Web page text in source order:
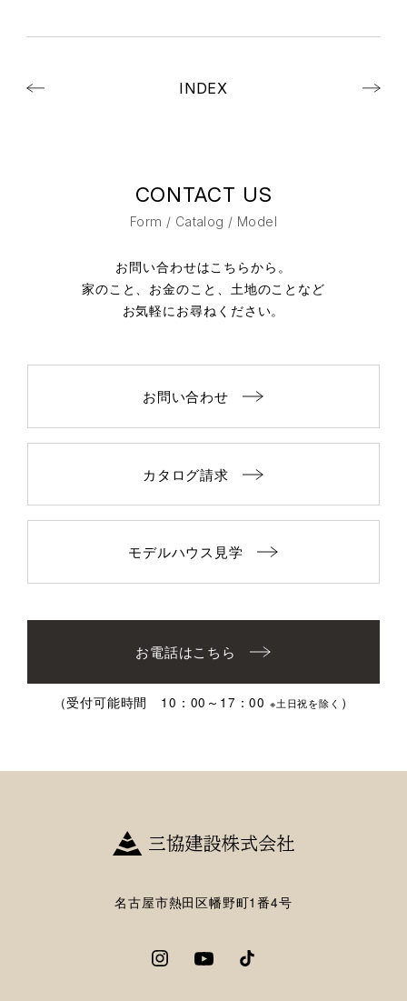
INDEX
CONTACT US
Form / Catalog / Model
お問い合わせはこちらから。
家のこと、お金のこと、土地のことなど
お気軽にお尋ねください。
お問い合わせ
カタログ請求
モデルハウス見学
お電話はこちら
（受付可能時間 10：00～17：00 ※土日祝を除く ）
名古屋市熱田区幡野町1番4号